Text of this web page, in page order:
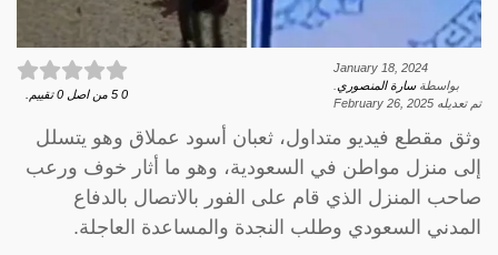
January 18, 2024
بواسطةسارة المنصوري
تم تعديله February 26, 2025
0
5 من اصل 0 تقييم.
وثق مقطع فيديو متداول، ثعبان أسود عملاق وهو يتسلل
إلى منزل مواطن في السعودية، وهو ما أثار خوف ورعب
صاحب المنزل الذي قام على الفور بالاتصال بالدفاع
المدني السعودي وطلب النجدة والمساعدة العاجلة.